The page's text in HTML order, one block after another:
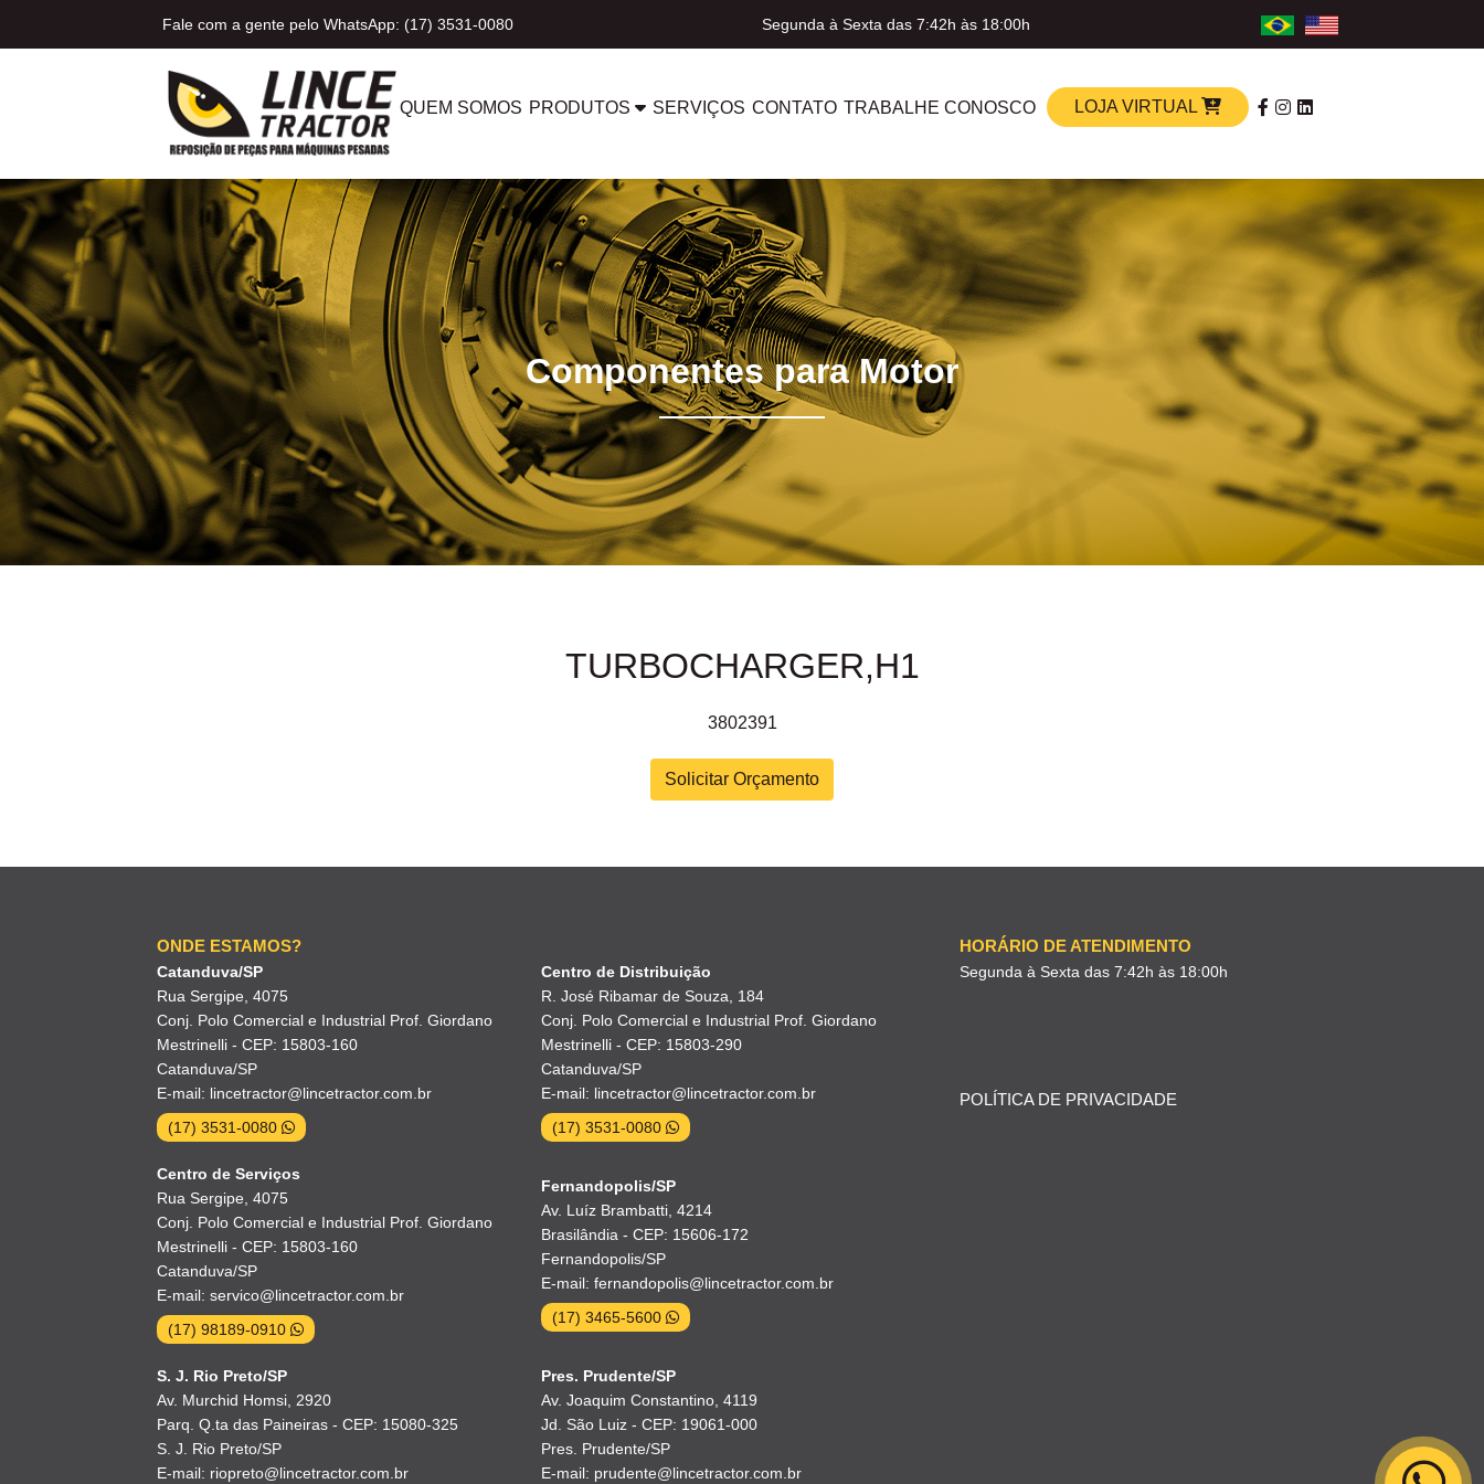
Fale com a gente pelo WhatsApp: (17) 3531-0080 Segunda à Sexta das 7:42h às 18:00h
QUEM SOMOS PRODUTOS SERVIÇOS CONTATO TRABALHE CONOSCO LOJA VIRTUAL
Componentes para Motor
TURBOCHARGER,H1
3802391
Solicitar Orçamento
ONDE ESTAMOS?
Catanduva/SP
Rua Sergipe, 4075
Conj. Polo Comercial e Industrial Prof. Giordano
Mestrinelli - CEP: 15803-160
Catanduva/SP
E-mail: lincetractor@lincetractor.com.br
(17) 3531-0080
Centro de Distribuição
R. José Ribamar de Souza, 184
Conj. Polo Comercial e Industrial Prof. Giordano
Mestrinelli - CEP: 15803-290
Catanduva/SP
E-mail: lincetractor@lincetractor.com.br
(17) 3531-0080
Centro de Serviços
Rua Sergipe, 4075
Conj. Polo Comercial e Industrial Prof. Giordano
Mestrinelli - CEP: 15803-160
Catanduva/SP
E-mail: servico@lincetractor.com.br
(17) 98189-0910
Fernandopolis/SP
Av. Luíz Brambatti, 4214
Brasilândia - CEP: 15606-172
Fernandopolis/SP
E-mail: fernandopolis@lincetractor.com.br
(17) 3465-5600
S. J. Rio Preto/SP
Av. Murchid Homsi, 2920
Parq. Q.ta das Paineiras - CEP: 15080-325
S. J. Rio Preto/SP
E-mail: riopreto@lincetractor.com.br
Pres. Prudente/SP
Av. Joaquim Constantino, 4119
Jd. São Luiz - CEP: 19061-000
Pres. Prudente/SP
E-mail: prudente@lincetractor.com.br
HORÁRIO DE ATENDIMENTO
Segunda à Sexta das 7:42h às 18:00h
POLÍTICA DE PRIVACIDADE